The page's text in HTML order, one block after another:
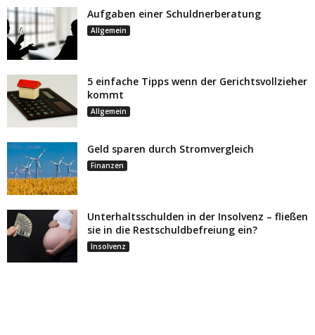
Aufgaben einer Schuldnerberatung
Allgemein
5 einfache Tipps wenn der Gerichtsvollzieher
kommt
Allgemein
Geld sparen durch Stromvergleich
Finanzen
Unterhaltsschulden in der Insolvenz – fließen
sie in die Restschuldbefreiung ein?
Insolvenz